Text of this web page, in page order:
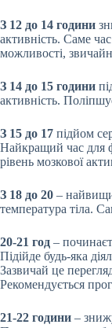
З 12 до 14 години
активність. Саме
можливості,
З 14 до 15 години
активність.
З 15 до 17 підйом
Найкращий час для
рівень мозкової
З 18 до 20 –
температура тіла.
20-21 год –
Підійде будь-яка
Зазвичай це
Рекомендується
21-22 години –